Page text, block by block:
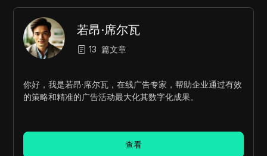
若昂·席尔瓦
13 篇文章
你好，我是若昂·席尔瓦，在线广告专家，帮助企业通过有效
的策略和精准的广告活动最大化其数字化成果。
查看